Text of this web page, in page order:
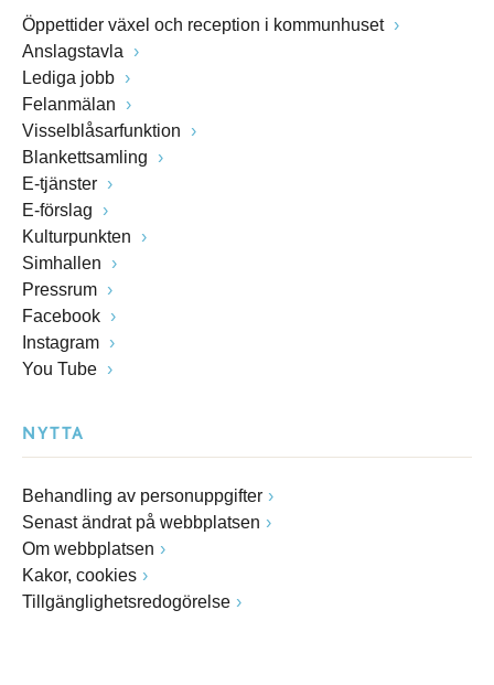
Öppettider växel och reception i kommunhuset
Anslagstavla
Lediga jobb
Felanmälan
Visselblåsarfunktion
Blankettsamling
E-tjänster
E-förslag
Kulturpunkten
Simhallen
Pressrum
Facebook
Instagram
You Tube
NYTTA
Behandling av personuppgifter
Senast ändrat på webbplatsen
Om webbplatsen
Kakor, cookies
Tillgänglighetsredogörelse